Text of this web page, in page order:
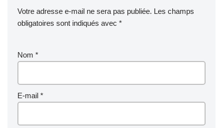
Votre adresse e-mail ne sera pas publiée. Les champs
obligatoires sont indiqués avec *
Nom *
E-mail *